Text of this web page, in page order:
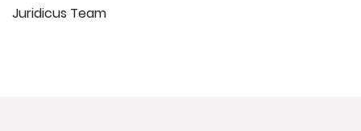
Juridicus Team